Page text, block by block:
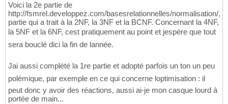
Voici la 2e partie de
http://fsmrel.developpez.com/basesrelationnelles/normalisation/,
partie qui a trait à la 2NF, la 3NF et la BCNF. Concernant la 4NF,
la 5NF et la 6NF, cest pratiquement au point et jespère que tout
sera bouclé dici la fin de lannée.
Jai aussi complété la 1re partie et adopté parfois un ton un peu
polémique, par exemple en ce qui concerne loptimisation : il
peut donc y avoir des réactions, aussi ai-je mon casque lourd à
portée de main...